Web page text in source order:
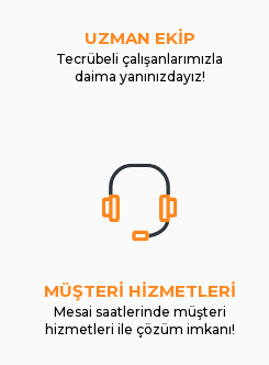
UZMAN EKİP
Tecrübeli çalışanlarımızla
daima yanınızdayız!
MÜŞTERİ HİZMETLERİ
Mesai saatlerinde müşteri
hizmetleri ile çözüm imkanı!